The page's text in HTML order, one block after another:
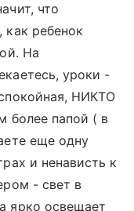
что
ребенок
На
уроки -
НИКТО
более папой ( в
еще одну
и ненависть к
- свет в
ярко освещает